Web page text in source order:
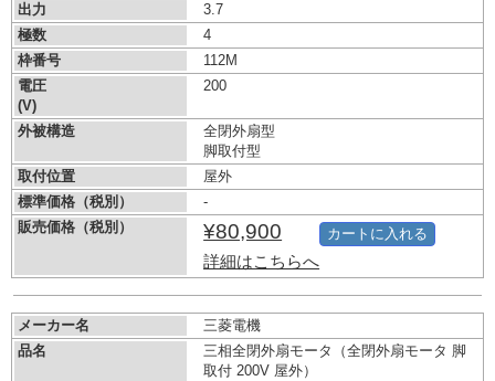
出力
3.7
極数
4
枠番号
112M
電圧
(V)
200
外被構造
全閉外扇型
脚取付型
取付位置
屋外
標準価格（税別）
-
販売価格（税別）
¥80,900
詳細はこちらへ
カートに入れる
メーカー名
三菱電機
品名
三相全閉外扇モータ（全閉外扇モータ 脚
取付 200V 屋外）